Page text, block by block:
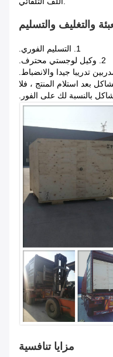
والتغليف والتسليم
1. التسليم الفوري.
2. وكيل لوجستي محترف.
بعد استلام المنتج ، فلا
بالنسبة لك على الفور.
مزايا تنافسية